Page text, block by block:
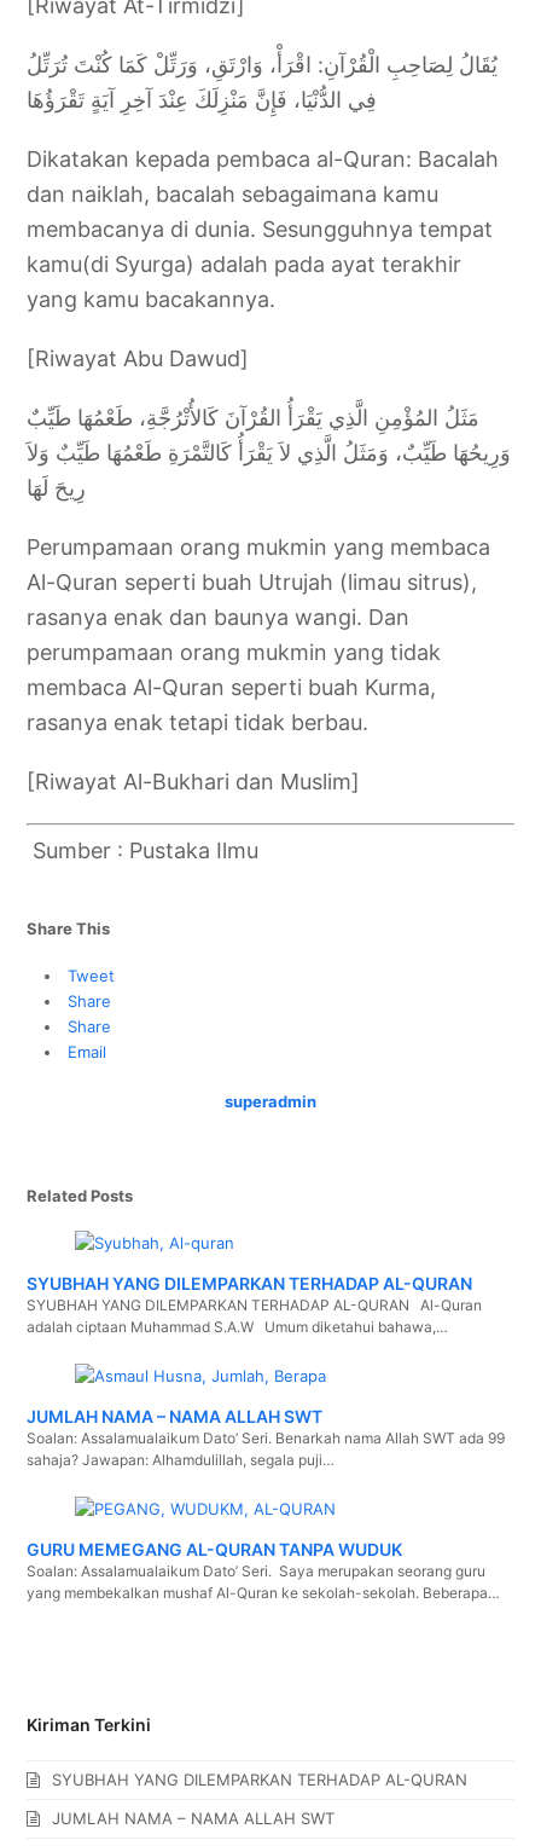
[Riwayat At-Tirmidzi]
يُقَالُ لِصَاحِبِ الْقُرْآنِ: اقْرَأْ، وَارْتَقِ، وَرَتِّلْ كَمَا كُنْتَ تُرَتِّلُ
فِي الدُّنْيَا، فَإِنَّ مَنْزِلَكَ عِنْدَ آخِرِ آيَةٍ تَقْرَؤُهَا
Dikatakan kepada pembaca al-Quran: Bacalah
dan naiklah, bacalah sebagaimana kamu
membacanya di dunia. Sesungguhnya tempat
kamu(di Syurga) adalah pada ayat terakhir
yang kamu bacakannya.
[Riwayat Abu Dawud]
مَثَلُ المُؤْمِنِ الَّذِي يَقْرَأُ القُرْآنَ كَالأُتْرُجَّةِ، طَعْمُهَا طَيِّبٌ
وَرِيحُهَا طَيِّبٌ، وَمَثَلُ الَّذِي لاَ يَقْرَأُ كَالتَّمْرَةِ طَعْمُهَا طَيِّبٌ وَلاَ
رِيحَ لَهَا
Perumpamaan orang mukmin yang membaca
Al-Quran seperti buah Utrujah (limau sitrus),
rasanya enak dan baunya wangi. Dan
perumpamaan orang mukmin yang tidak
membaca Al-Quran seperti buah Kurma,
rasanya enak tetapi tidak berbau.
[Riwayat Al-Bukhari dan Muslim]
Sumber : Pustaka Ilmu
Share This
Tweet
Share
Share
Email
superadmin
Related Posts
SYUBHAH YANG DILEMPARKAN TERHADAP AL-QURAN
SYUBHAH YANG DILEMPARKAN TERHADAP AL-QURAN Al-Quran
adalah ciptaan Muhammad S.A.W Umum diketahui bahawa,…
JUMLAH NAMA – NAMA ALLAH SWT
Soalan: Assalamualaikum Dato’ Seri. Benarkah nama Allah SWT ada 99
sahaja? Jawapan: Alhamdulillah, segala puji…
GURU MEMEGANG AL-QURAN TANPA WUDUK
Soalan: Assalamualaikum Dato’ Seri. Saya merupakan seorang guru
yang membekalkan mushaf Al-Quran ke sekolah-sekolah. Beberapa…
Kiriman Terkini
SYUBHAH YANG DILEMPARKAN TERHADAP AL-QURAN
JUMLAH NAMA – NAMA ALLAH SWT